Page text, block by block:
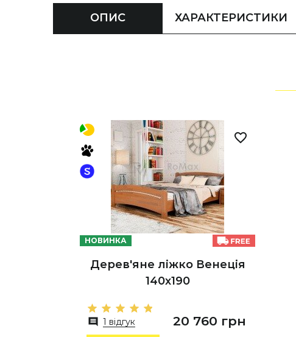
ОПИС ХАРАКТЕРИСТИКИ
НОВИНКА
Дерев'яне ліжко Венеція
140х190
1 відгук 20 760 грн